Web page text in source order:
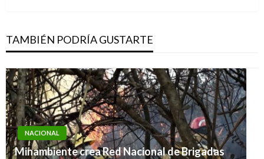
TAMBIÉN PODRÍA GUSTARTE
NACIONAL
Minambiente crea Red Nacional de Brigadas